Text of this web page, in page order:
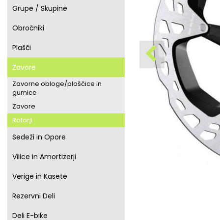
Grupe / Skupine
Obročniki
Plašči
Zavore
Zavorne obloge/ploščice in
gumice
Zavore
Rotorji
Sedeži in Opore
Vilice in Amortizerji
Verige in Kasete
Rezervni Deli
Deli E-bike